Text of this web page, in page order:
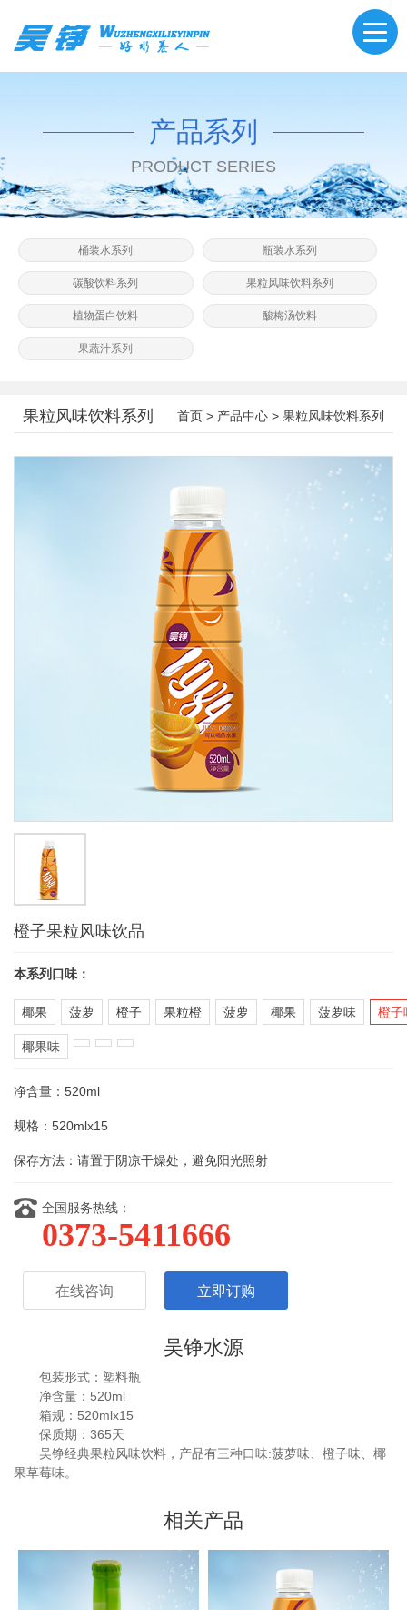
产品系列
PRODUCT SERIES
桶装水系列 瓶装水系列
碳酸饮料系列 果粒风味饮料系列
植物蛋白饮料 酸梅汤饮料
果蔬汁系列
果粒风味饮料系列 首页 > 产品中心 > 果粒风味饮料系列
橙子果粒风味饮品
本系列口味：
椰果 菠萝 橙子 果粒橙 菠萝 椰果 菠萝味 橙子
椰果味
净含量：520ml
规格：520mlx15
保存方法：请置于阴凉干燥处，避免阳光照射
全国服务热线：
0373-5411666
在线咨询 立即订购
吴铮水源
包装形式：塑料瓶
净含量：520ml
箱规：520mlx15
保质期：365天
吴铮经典果粒风味饮料，产品有三种口味:菠萝味、橙子味、椰
果草莓味。
相关产品